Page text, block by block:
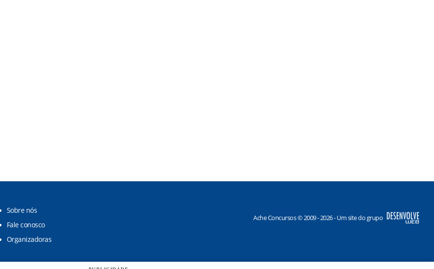
Sobre nós
Fale conosco
Organizadoras
Ache Concursos © 2009 - 2026 - Um site do grupo